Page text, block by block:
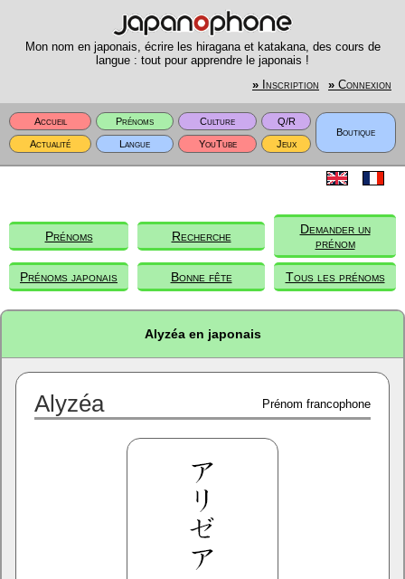
Mon nom en japonais, écrire les hiragana et katakana, des cours de
langue : tout pour apprendre le japonais !
» Inscription » Connexion
Accueil Prénoms Culture
Q/R
Boutique
Actualité
Langue YouTube Jeux
Prénoms Recherche
Demander un
prénom
Prénoms japonais Bonne fête Tous les prénoms
Alyzéa en japonais
Alyzéa Prénom francophone